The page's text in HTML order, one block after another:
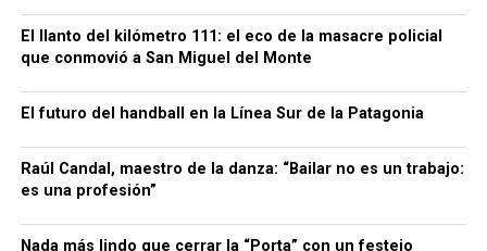
El llanto del kilómetro 111: el eco de la masacre policial
que conmovió a San Miguel del Monte
El futuro del handball en la Línea Sur de la Patagonia
Raúl Candal, maestro de la danza: “Bailar no es un trabajo:
es una profesión”
Nada más lindo que cerrar la “Porta” con un festejo